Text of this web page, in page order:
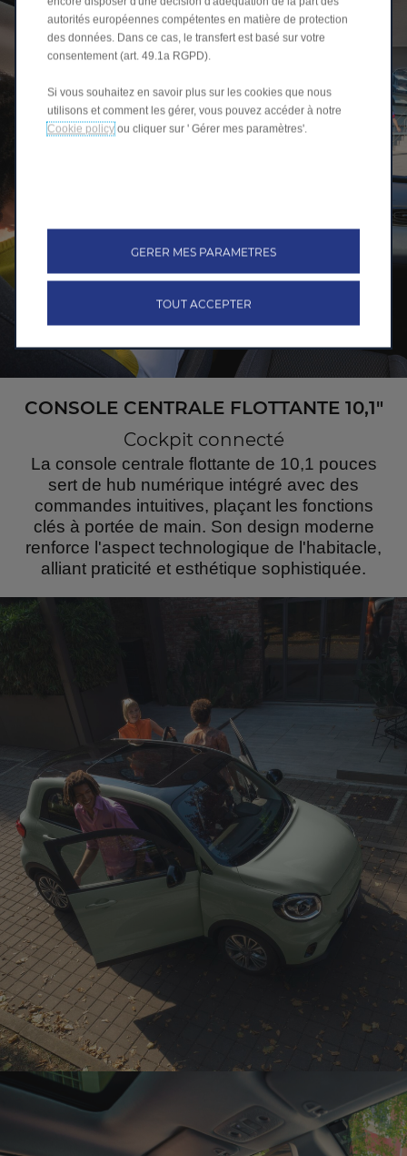
CONSOLE CENTRALE FLOTTANTE 10,1"
Cockpit connecté
La console centrale flottante de 10,1 pouces
sert de hub numérique intégré avec des
commandes intuitives, plaçant les fonctions
clés à portée de main. Son design moderne
renforce l'aspect technologique de l'habitacle,
alliant praticité et esthétique sophistiquée.
autorités européennes compétentes en matière de protection
des données. Dans ce cas, le transfert est basé sur votre
consentement (art. 49.1a RGPD).
Si vous souhaitez en savoir plus sur les cookies que nous
utilisons et comment les gérer, vous pouvez accéder à notre
Cookie policy ou cliquer sur ' Gérer mes paramètres'.
GERER MES PARAMETRES
TOUT ACCEPTER